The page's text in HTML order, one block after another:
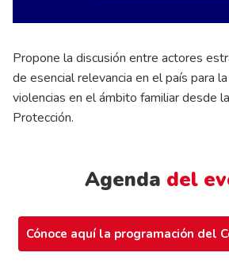
Propone la discusión entre actores
de esencial relevancia en el país para
violencias en el ámbito familiar desde
Protección.
Agenda del
Cónoce aquí la programación del